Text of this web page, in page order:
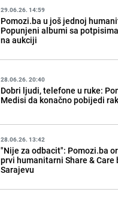
29.06.26. 14:59
Pomozi.ba u još jednoj
Popunjeni albumi sa
na aukciji
28.06.26. 20:40
Dobri ljudi, telefone u ruke:
Medisi da konačno pobijedi rak
28.06.26. 13:42
"Nije za odbacit": Pomozi.ba
prvi humanitarni Share & Care
Sarajevu